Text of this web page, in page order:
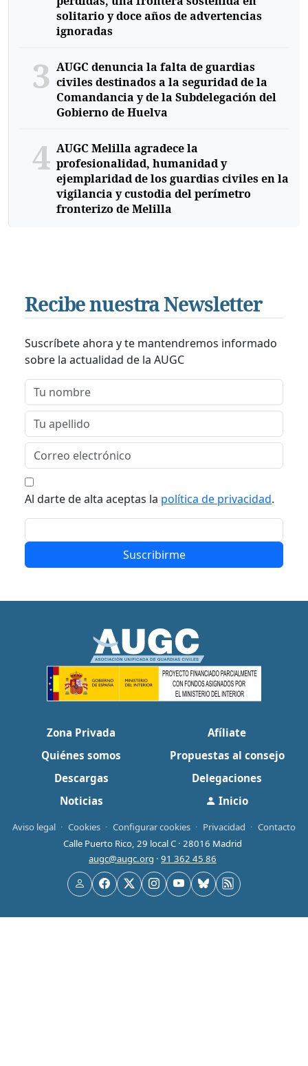
solitario y doce años de advertencias
ignoradas
3 AUGC denuncia la falta de guardias
civiles destinados a la seguridad de la
Comandancia y de la Subdelegación del
Gobierno de Huelva
4 AUGC Melilla agradece la
profesionalidad, humanidad y
ejemplaridad de los guardias civiles en la
vigilancia y custodia del perímetro
fronterizo de Melilla
Recibe nuestra Newsletter
Suscríbete ahora y te mantendremos informado
sobre la actualidad de la AUGC
Al darte de alta aceptas la política de privacidad.
Suscribirme
Zona Privada
Afíliate
Quiénes somos
Propuestas al consejo
Descargas
Delegaciones
Noticias
Inicio
Aviso legal · Cookies · Configurar cookies · Privacidad · Contacto
Calle Puerto Rico, 29 local C · 28016 Madrid
augc@augc.org · 91 362 45 86
UsuarioFacebook
X Instagram
YouTube
Bluesky
RSS